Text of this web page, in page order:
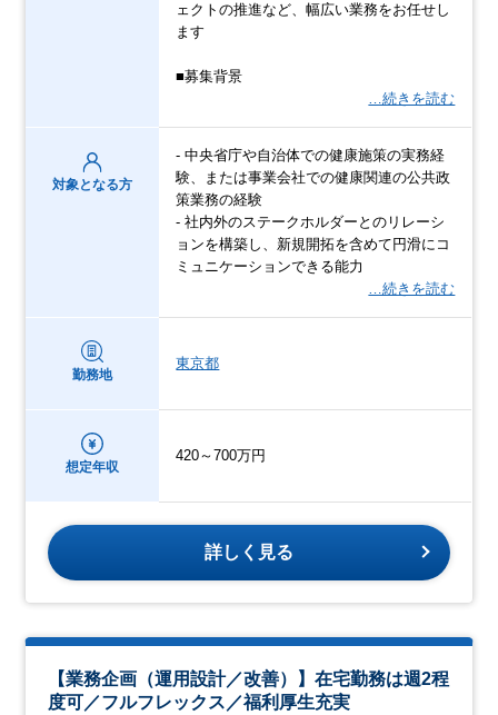
ェクトの推進など、幅広い業務をお任せし
ます
■募集背景
…続きを読む
対象となる方
- 中央省庁や自治体での健康施策の実務経
験、または事業会社での健康関連の公共政
策業務の経験
- 社内外のステークホルダーとのリレーシ
ョンを構築し、新規開拓を含めて円滑にコ
ミュニケーションできる能力
…続きを読む
勤務地
東京都
想定年収
420～700万円
詳しく見る
【業務企画（運用設計／改善）】在宅勤務は週2程
度可／フルフレックス／福利厚生充実